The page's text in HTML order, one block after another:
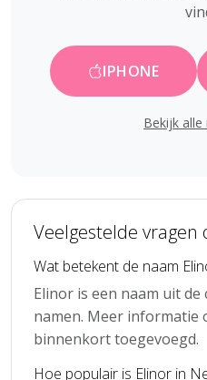
IPHONE
Bekijk
Veelgestelde vragen
Wat betekent de naam
Elinor is een naam uit
namen. Meer informatie
binnenkort toegevoegd.
Hoe populair is Elinor in